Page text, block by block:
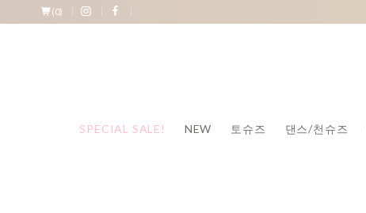
(0)
SPECIAL SALE! NEW 토슈즈 댄스/천슈즈